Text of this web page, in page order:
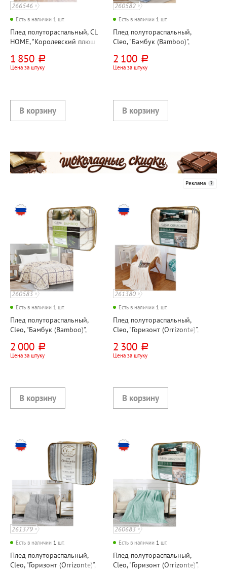
266546
Есть в наличии 1 шт.
Плед полутораспальный, CL
HOME, "Королевский плюш
серый, велсофт, 300г⁄м²
1 850 руб.
Цена за штуку
260582
Есть в наличии 1 шт.
Плед полутораспальный,
Cleo, "Бамбук (Bamboo)",
2 100 руб.
Цена за штуку
Реклама
260583
Есть в наличии 1 шт.
Плед полутораспальный,
Cleo, "Бамбук (Bamboo)",
2 000 руб.
Цена за штуку
261380
Есть в наличии 1 шт.
Плед полутораспальный,
Cleo, "Горизонт (Orrizonte)",
велсофт
2 300 руб.
Цена за штуку
261379
Есть в наличии 1 шт.
Плед полутораспальный,
Cleo, "Горизонт (Orrizonte)",
260683
Есть в наличии 1 шт.
Плед полутораспальный,
Cleo, "Горизонт (Orrizonte)",